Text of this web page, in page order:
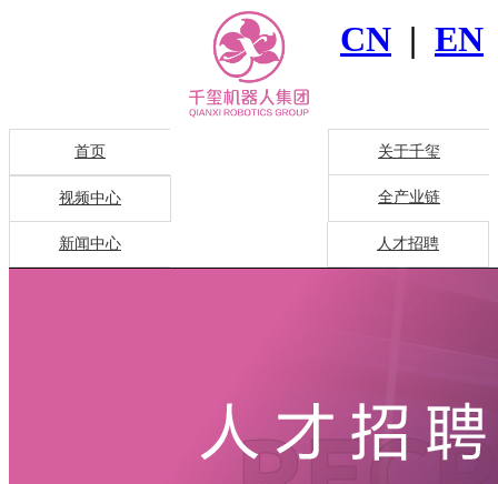
CN | EN
首页 关于千玺
视频中心 全产业链
新闻中心 人才招聘